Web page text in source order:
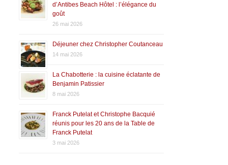
d’Antibes Beach Hôtel : l’élégance du
goût
26 mai 2026
Déjeuner chez Christopher Coutanceau
14 mai 2026
La Chabotterie : la cuisine éclatante de
Benjamin Patissier
8 mai 2026
Franck Putelat et Christophe Bacquié
réunis pour les 20 ans de la Table de
Franck Putelat
3 mai 2026